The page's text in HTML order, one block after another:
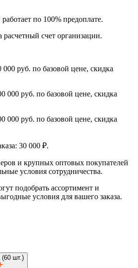
по 100% предоплате.
расчетный счет организации.
руб. по базовой цене, скидка
000 руб. по базовой цене, скидка
000 руб. по базовой цене, скидка
30 000 ₽.
и крупных оптовых покупателей
условия сотрудничества.
подобрать ассортимент и
условия для вашего заказа.
(60 шт.)